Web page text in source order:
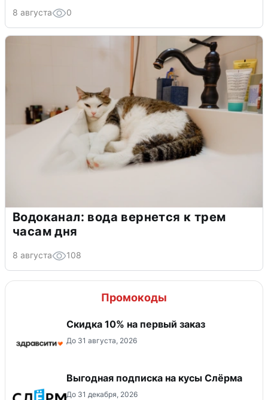
8 августа 0
Водоканал: вода вернется к трем
часам дня
8 августа 108
Промокоды
Скидка 10% на первый заказ
До 31 августа, 2026
Выгодная подписка на кусы Слёрма
До 31 декабря, 2026